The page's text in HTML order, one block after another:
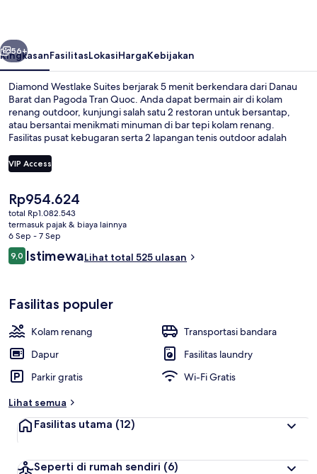
Berikutnya
56+
RingkasanFasilitasLokasiHargaKebijakan
Diamond Westlake Suites berjarak 5 menit berkendara dari Danau
Barat dan Pagoda Tran Quoc. Anda dapat bermain air di kolam
renang outdoor, kunjungi salah satu 2 restoran untuk bersantap,
atau bersantai menikmati minuman di bar tepi kolam renang.
Fasilitas pusat kebugaran serta 2 lapangan tenis outdoor adalah
dapur. Para traveler terkesan dengan staf dan kondisi keseluruhan.
VIP Access
Harga
saat
ini
Rp954.624
Rp954.624
total Rp1.082.543
termasuk pajak & biaya lainnya
6 Sep - 7 Sep
Ulasan
9,09,0 dari 10
IstimewaLihat total 525 ulasan
Fasilitas populer
Kolam renang
Transportasi bandara
Dapur
Fasilitas laundry
Parkir gratis
Wi-Fi Gratis
Lihat semua
Fasilitas utama (12)
Seperti di rumah sendiri (6)